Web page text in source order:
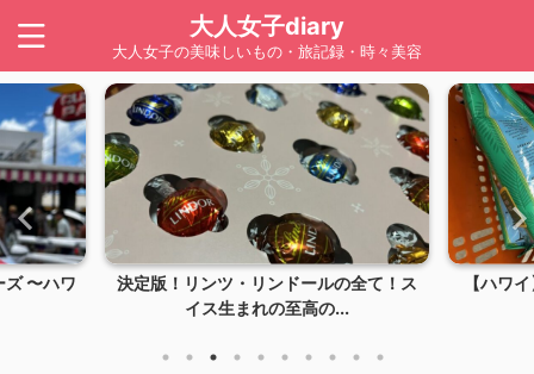
大人女子diary
大人女子の美味しいもの・旅記録・時々美容
〜ハワ
決定版！リンツ・リンドールの全て！ス
イス生まれの至高の...
【ハワ